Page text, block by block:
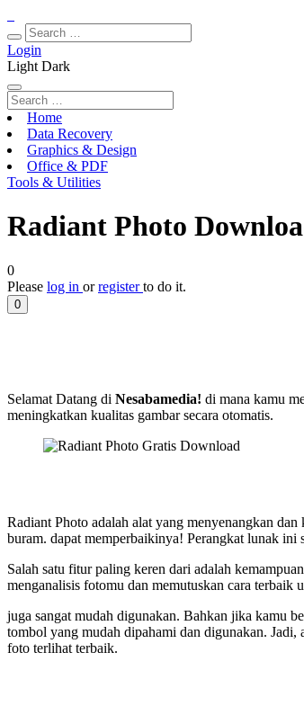
Login
Light Dark
Home
Data Recovery
Graphics & Design
Office & PDF
Tools & Utilities
Radiant Photo
0
Please log in orregisterto do it.
0
Selamat Datang di Nesabamedia! di mana kamu
meningkatkan kualitas gambar secara otomatis.
Radiant Photo adalah alat yang menyenangkan
buram. dapat memperbaikinya! Perangkat lunak ini
Salah satu fitur paling keren dari adalah
menganalisis fotomu dan memutuskan cara
juga sangat mudah digunakan. Bahkan jika kamu
tombol yang mudah dipahami dan digunakan. Jadi,
foto terlihat terbaik.